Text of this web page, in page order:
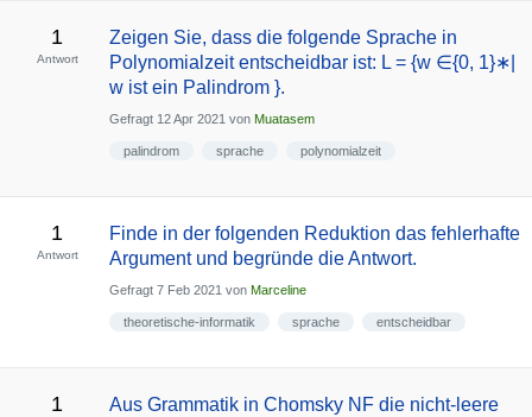
1
Antwort
Zeigen Sie, dass die folgende Sprache in
Polynomialzeit entscheidbar ist: L = {w ∈{0, 1}∗|
w ist ein Palindrom }.
Gefragt 12 Apr 2021 von Muatasem
palindrom sprache polynomialzeit
1
Antwort
Finde in der folgenden Reduktion das fehlerhafte
Argument und begründe die Antwort.
Gefragt 7 Feb 2021 von Marceline
theoretische-informatik sprache entscheidbar
1
Aus Grammatik in Chomsky NF die nicht-leere